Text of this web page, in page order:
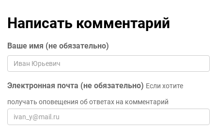
Написать комментарий
Ваше имя (не обязательно)
Электронная почта (не обязательно) Если хотите
получать оповещения об ответах на комментарий